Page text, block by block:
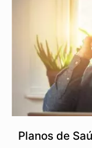
Planos de